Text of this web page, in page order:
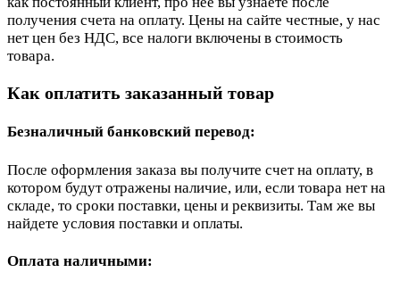
получения счета на оплату. Цены на сайте честные, у нас
нет цен без НДС, все налоги включены в стоимость
товара.
Как оплатить заказанный товар
Безналичный банковский перевод:
После оформления заказа вы получите счет на оплату, в
котором будут отражены наличие, или, если товара нет на
складе, то сроки поставки, цены и реквизиты. Там же вы
найдете условия поставки и оплаты.
Оплата наличными: